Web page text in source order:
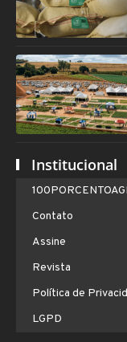
Institucional
Contato
Assine
Revista
Política de
LGPD